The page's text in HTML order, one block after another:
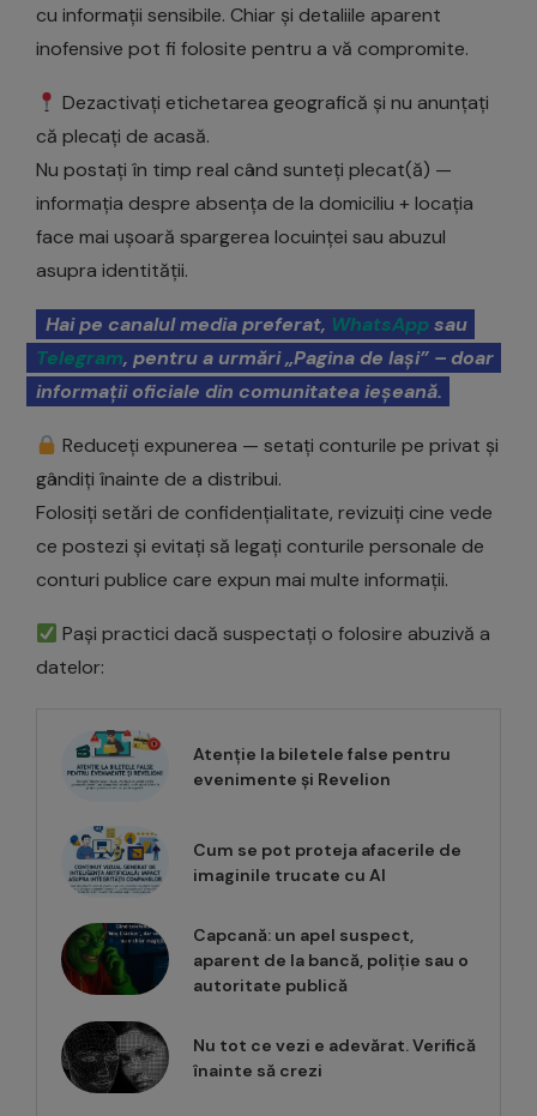
cu informații sensibile. Chiar și detaliile aparent
inofensive pot fi folosite pentru a vă compromite.
Dezactivați etichetarea geografică și nu anunțați
că plecați de acasă.
Nu postați în timp real când sunteți plecat(ă) —
informația despre absența de la domiciliu + locația
face mai ușoară spargerea locuinței sau abuzul
asupra identității.
Hai pe canalul media preferat, WhatsAppsau
Telegram, pentru a urmări „Pagina de Iași” – doar
informații oficiale din comunitatea ieșeană.
Reduceți expunerea — setați conturile pe privat și
gândiți înainte de a distribui.
Folosiți setări de confidențialitate, revizuiți cine vede
ce postezi și evitați să legați conturile personale de
conturi publice care expun mai multe informații.
Pași practici dacă suspectați o folosire abuzivă a
datelor:
Atenție la biletele false pentru
evenimente și Revelion
Cum se pot proteja afacerile de
imaginile trucate cu AI
Capcană: un apel suspect,
aparent de la bancă, poliție sau o
autoritate publică
Nu tot ce vezi e adevărat. Verifică
înainte să crezi